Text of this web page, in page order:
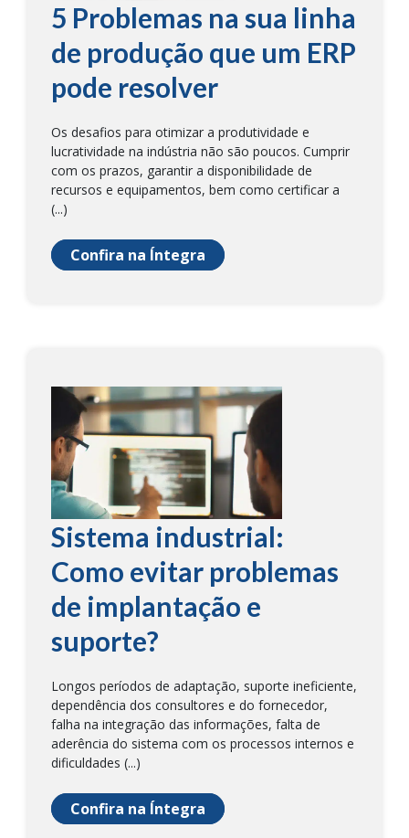
5 Problemas na sua linha
de produção que um ERP
pode resolver
Os desafios para otimizar a produtividade e
lucratividade na indústria não são poucos. Cumprir
com os prazos, garantir a disponibilidade de
recursos e equipamentos, bem como certificar a
(...)
Confira na Íntegra
Sistema industrial:
Como evitar problemas
de implantação e
suporte?
Longos períodos de adaptação, suporte ineficiente,
dependência dos consultores e do fornecedor,
falha na integração das informações, falta de
aderência do sistema com os processos internos e
dificuldades (...)
Confira na Íntegra